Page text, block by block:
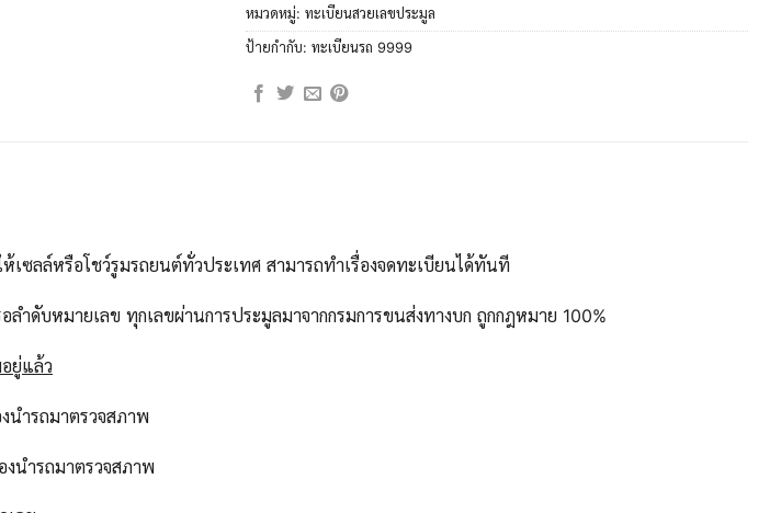
หมวดหมู่: ทะเบียนสวยเลขประมูล
ป้ายกำกับ: ทะเบียนรถ 9999
เซลล์หรือโชว์รูมรถยนต์ทั่วประเทศ สามารถทำเรื่องจดทะเบียนได้ทันที
ลำดับหมายเลข ทุกเลขผ่านการประมูลมาจากกรมการขนส่งทางบก ถูกกฎหมาย 100%
ยู่แล้ว
นำรถมาตรวจสภาพ
งนำรถมาตรวจสภาพ